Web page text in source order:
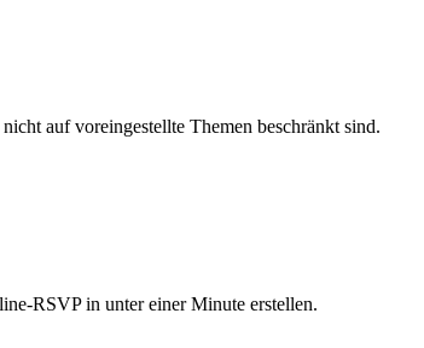
auf voreingestellte Themen beschränkt sind.
RSVP in unter einer Minute erstellen.